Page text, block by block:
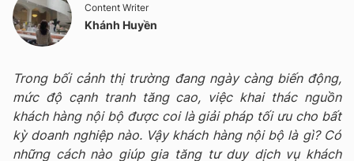
Content Writer
Khánh Huyền
Trong bối cảnh thị trường đang ngày càng biến động,
mức độ cạnh tranh tăng cao, việc khai thác nguồn
khách hàng nội bộ được coi là giải pháp tối ưu cho bất
kỳ doanh nghiệp nào. Vậy khách hàng nội bộ là gì? Có
những cách nào giúp gia tăng tư duy dịch vụ khách